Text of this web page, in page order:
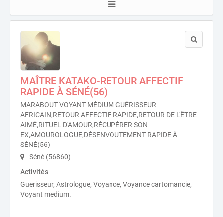
MAÎTRE KATAKO-RETOUR AFFECTIF
RAPIDE À SÉNÉ(56)
MARABOUT VOYANT MÉDIUM GUÉRISSEUR
AFRICAIN,RETOUR AFFECTIF RAPIDE,RETOUR DE L'ÊTRE
AIMÉ,RITUEL D'AMOUR,RÉCUPÉRER SON
EX,AMOUROLOGUE,DÉSENVOUTEMENT RAPIDE À
SÉNÉ(56)
Séné (56860)
Activités
Guerisseur, Astrologue, Voyance, Voyance cartomancie,
Voyant medium.